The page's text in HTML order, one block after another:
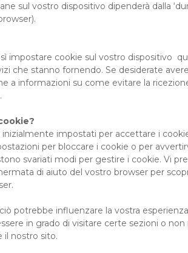
sul vostro dispositivo dipenderà dalla
impostare cookie sul vostro dispositivo
che stanno fornendo. Se desiderate
a informazioni su come evitare la
impostati per accettare i
per bloccare i cookie o per
svariati modi per gestire i cookie. Vi
di aiuto del vostro browser per
potrebbe influenzare la vostra
in grado di visitare certe sezioni o non
il nostro sito.